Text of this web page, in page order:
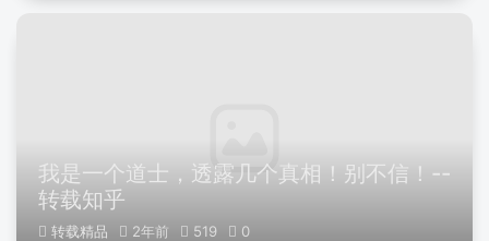
我是一个道士，透露几个真相！别不信！--
转载知乎
转载精品 2年前 519 0